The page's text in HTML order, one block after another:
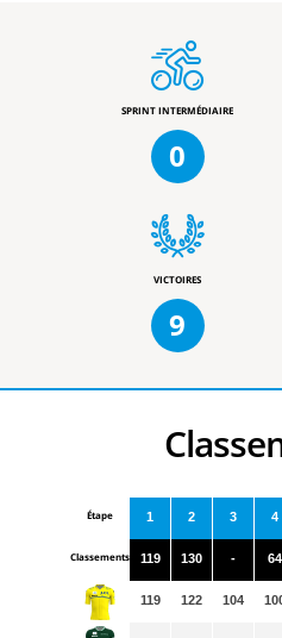
SPRINT INTERMÉDIAIRE
0
VICTOIRES
9
Étape
Classements
1
119
119
2
130
122
3
-
104
4
64